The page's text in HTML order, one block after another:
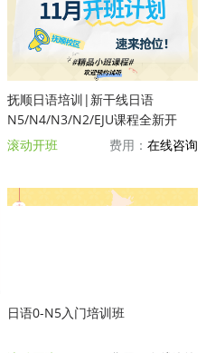
抚顺日语培训|新干线日语
N5/N4/N3/N2/EJU课程全新开
班！高效学日语，0基础直达N1~
滚动开班 费用： 在线咨询
日语0-N5入门培训班